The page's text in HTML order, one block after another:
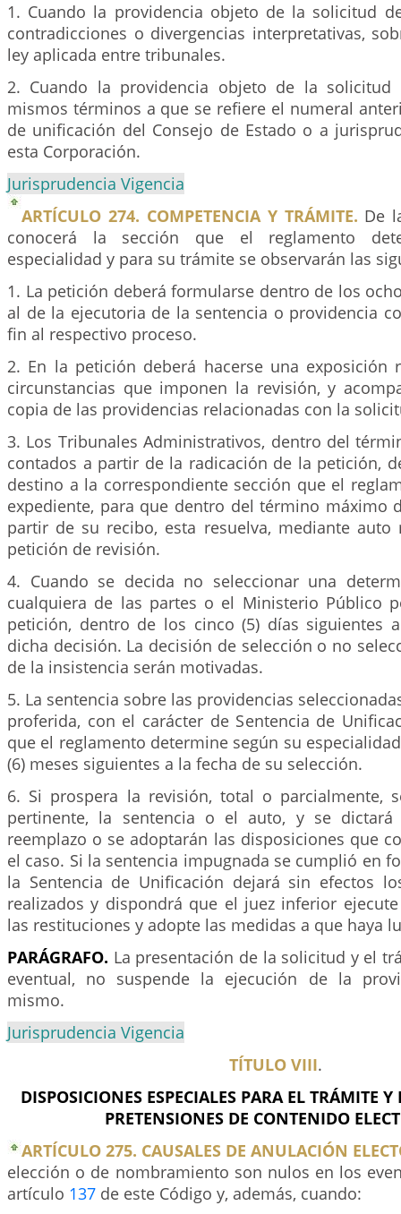
1. Cuando la providencia objeto de la solicitud
contradicciones o divergencias interpretativas,
ley aplicada entre tribunales.
2. Cuando la providencia objeto de la
mismos términos a que se refiere el numeral
de unificación del Consejo de Estado o a
esta Corporación.
Jurisprudencia Vigencia
ARTÍCULO 274. COMPETENCIA Y TRÁMITE. De
conocerá la sección que el reglamento
especialidad y para su trámite se observarán las
1. La petición deberá formularse dentro de los
al de la ejecutoria de la sentencia o providencia
fin al respectivo proceso.
2. En la petición deberá hacerse una exposición
circunstancias que imponen la revisión, y
copia de las providencias relacionadas con la
3. Los Tribunales Administrativos, dentro del
contados a partir de la radicación de la petición,
destino a la correspondiente sección que el
expediente, para que dentro del término máximo
partir de su recibo, esta resuelva, mediante auto
petición de revisión.
4. Cuando se decida no seleccionar una
cualquiera de las partes o el Ministerio Público
petición, dentro de los cinco (5) días siguientes
dicha decisión. La decisión de selección o no
de la insistencia serán motivadas.
5. La sentencia sobre las providencias
proferida, con el carácter de Sentencia de
que el reglamento determine según su
(6) meses siguientes a la fecha de su selección.
6. Si prospera la revisión, total o parcialmente,
pertinente, la sentencia o el auto, y se
reemplazo o se adoptarán las disposiciones que
el caso. Si la sentencia impugnada se cumplió en
la Sentencia de Unificación dejará sin efectos
realizados y dispondrá que el juez inferior
las restituciones y adopte las medidas a que haya
PARÁGRAFO. La presentación de la solicitud y el
eventual, no suspende la ejecución de la
mismo.
Jurisprudencia Vigencia
TÍTULO VIII.
DISPOSICIONES ESPECIALES PARA EL TRÁMITE
PRETENSIONES DE CONTENIDO
ARTÍCULO 275. CAUSALES DE ANULACIÓN
elección o de nombramiento son nulos en los
artículo 137 de este Código y, además, cuando: